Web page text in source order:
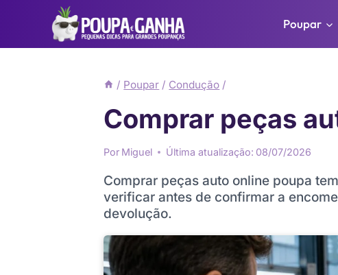
o
Poupar
/ Poupar / Condução /
Comprar peças
Por Miguel Última atualização: 08/07/2026
Comprar peças auto online poupa
verificar antes de confirmar a
devolução.